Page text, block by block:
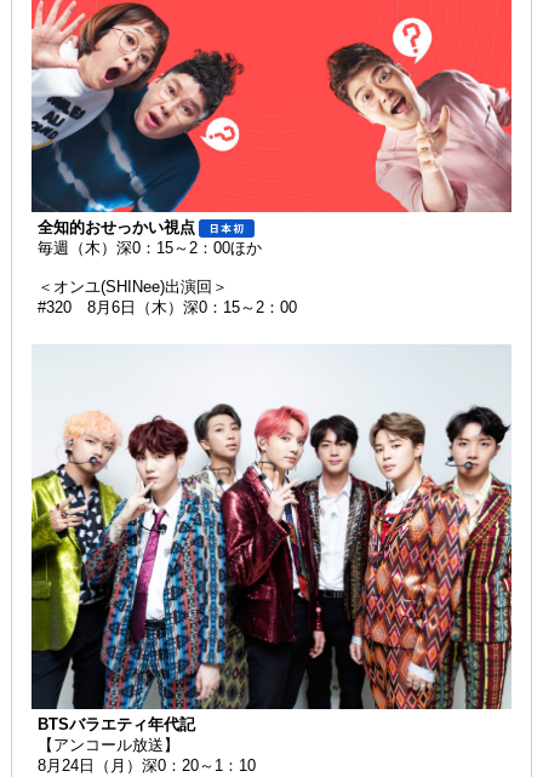
全知的おせっかい視点
毎週（木）深0：15～2：00ほか
＜オンユ(SHINee)出演回＞
#320 8月6日（木）深0：15～2：00
BTSバラエティ年代記
【アンコール放送】
8月24日（月）深0：20～1：10